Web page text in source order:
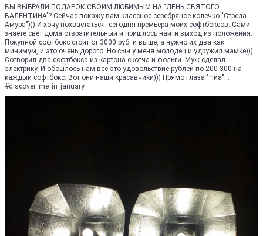
ВЫ ВЫБРАЛИ ПОДАРОК СВОИМ ЛЮБИМЫМ НА "ДЕНЬ СВЯТОГО
ВАЛЕНТИНА"? Сейчас покажу вам классное серебряное колечко "Стрела
Амура"))) И хочу похвастаться, сегодня премьера моих софтбоксов. Сами
знаете свет дома отвратительный и пришлось найти выход из положения.
Покупной софтбокс стоит от 3000 руб. и выше, а нужно их два как
минимум, и это очень дорого. Но сын у меня молодец и удружил мамке)))
Сотворил два софтбокса из картона скотча и фольги. Муж сделал
электрику. И обошлось нам все это удовольствие рублей по 200-300 на
каждый софтбокс. Вот они наши красавчики))) Прямо глаза "Чиа"...
#discover_me_in_january